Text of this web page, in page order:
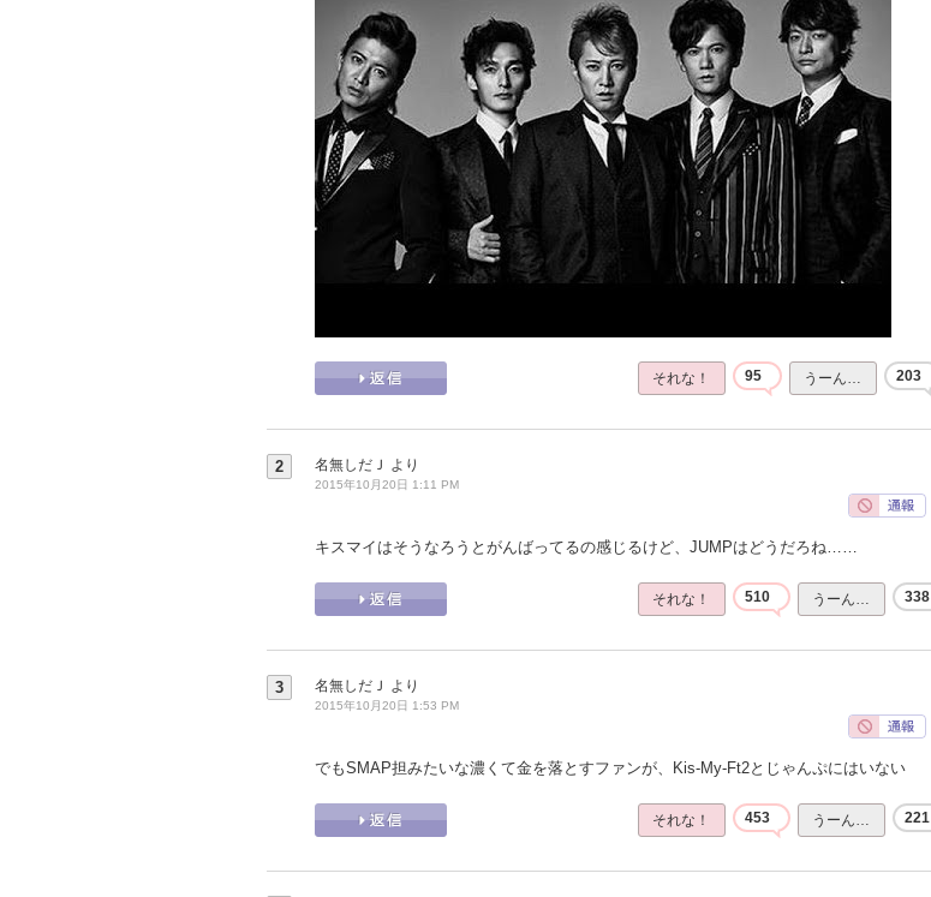
それな！ 95 うーん… 203
2 名無しだＪ より
2015年10月20日 1:11 PM
キスマイはそうなろうとがんばってるの感じるけど、JUMPはどうだろね……
それな！ 510 うーん… 338
3 名無しだＪ より
2015年10月20日 1:53 PM
でもSMAP担みたいな濃くて金を落とすファンが、Kis-My-Ft2とじゃんぷにはいない
それな！ 453 うーん… 221